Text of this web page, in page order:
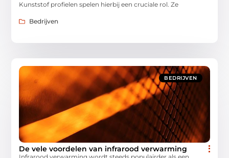
Kunststof profielen spelen hierbij een cruciale rol. Ze
Bedrijven
BEDRIJVEN
De vele voordelen van infrarood verwarming